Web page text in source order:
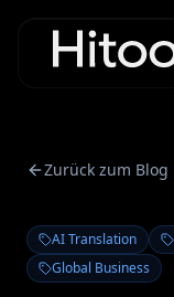
Zurück zum Blog
AI Translation
Global Business